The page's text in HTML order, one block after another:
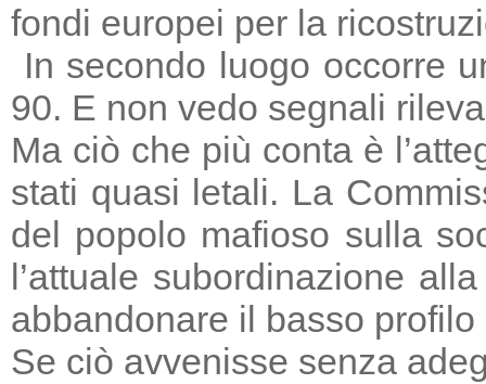
fondi europei per la
In secondo luogo occorre
90. E non vedo segnali
Ma ciò che più conta è
stati quasi letali. La
del popolo mafioso sulla
l’attuale subordinazione
abbandonare il basso
Se ciò avvenisse senza